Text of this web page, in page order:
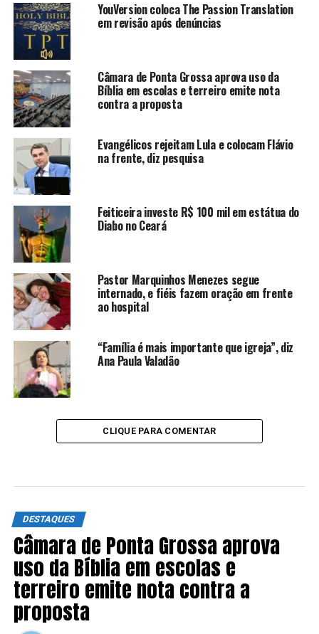
YouVersion coloca The Passion Translation
em revisão após denúncias
Câmara de Ponta Grossa aprova uso da
Bíblia em escolas e terreiro emite nota
contra a proposta
Evangélicos rejeitam Lula e colocam Flávio
na frente, diz pesquisa
Feiticeira investe R$ 100 mil em estátua do
Diabo no Ceará
Pastor Marquinhos Menezes segue
internado, e fiéis fazem oração em frente
ao hospital
“Família é mais importante que igreja”, diz
Ana Paula Valadão
CLIQUE PARA COMENTAR
DESTAQUES
Câmara de Ponta Grossa aprova
uso da Bíblia em escolas e
terreiro emite nota contra a
proposta